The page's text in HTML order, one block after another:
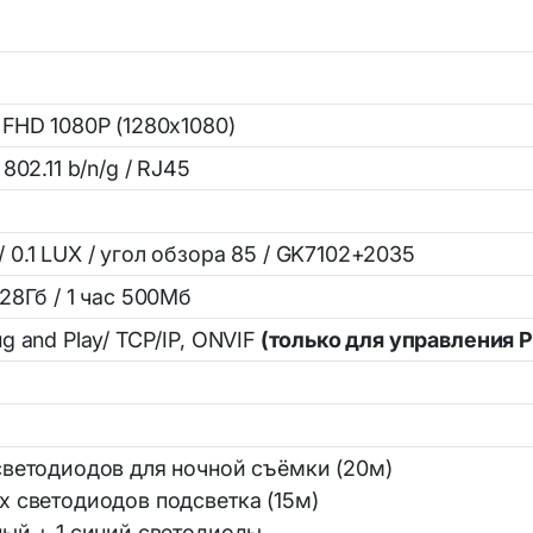
и уход
1080P (1280x1080)
802.11 b/n/g / RJ45
0.1 LUX / угол обзора 85 / GK7102+2035
/ 1 час 500Мб
and Play/ TCP/IP, ONVIF (только для управления
для ночной съёмки (20м)
светодиодов подсветка (15м)